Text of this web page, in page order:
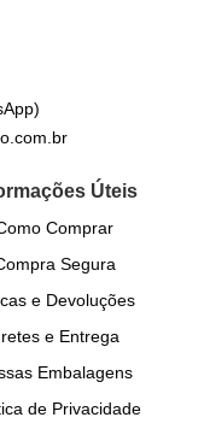
Úteis
Comprar
Segura
e Devoluções
e Entrega
Embalagens
de Privacidade